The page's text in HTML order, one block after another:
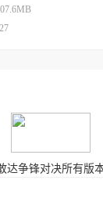
达争锋对决所有版